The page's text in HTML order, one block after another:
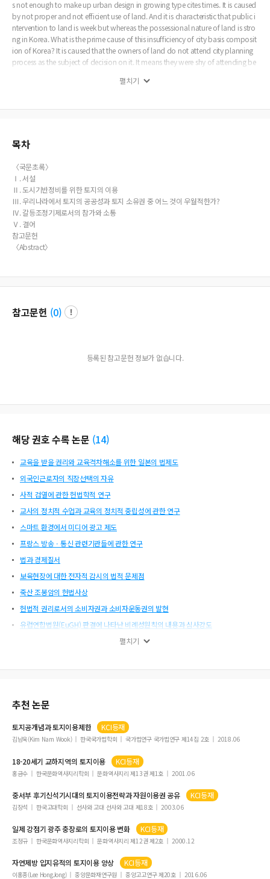
s not enough to make up urban design in growing type cites times. It is caused
by not proper and not efficient use of land. And it is characteristic that public i
ntervention to land is week but whereas the possessional nature of land is stro
ng in Korea. What is the prime cause of this insufficiency of city basis composit
ion of Korea? It is caused that the owners of land do not attend city planning
process as the subject of decision on it. It means they were shy of attending be
by city planning will participate in city planning decision the same as democra
to Korea’s case because Korea have not experience modernization, so the agg
a is achieved one-sidely and compulsively by the power of foreign country. Ca
nd it is superior and priority value to private, So it is recognized that the public
and private are disconnected and divided. Finally use of land for city basis co
mposition in city planning process an aggregation of privates should be publi
c.
펼치기
목차
〈국문초록〉
Ⅰ. 서설
Ⅱ. 도시기반정비를 위한 토지의 이용
Ⅲ. 우리나라에서 토지의 공공성과 토지 소유권 중 어느 것이 우월적한가?
Ⅳ. 갈등조정기제로서의 참가와 소통
Ⅴ. 결어
참고문헌
〈Abstract〉
참고문헌 (0)
등록된 참고문헌 정보가 없습니다.
해당 권호 수록 논문 (14)
교육을 받을 권리와 교육격차해소를 위한 일본의 법제도
외국인근로자의 직장선택의 자유
사적 검열에 관한 헌법학적 연구
교사의 정치적 수업과 교육의 정치적 중립성에 관한 연구
스마트 환경에서 미디어 광고 제도
프랑스 방송ㆍ통신 관련기관들에 관한 연구
법과 경제질서
보육현장에 대한 전자적 감시의 법적 문제점
죽산 조봉암의 헌법사상
헌법적 권리로서의 소비자권과 소비자운동권의 발현
유럽연합법원(EuGH) 판결에 나타난 비례성원칙의 내용과 심사강도
토지의 공공성과 재산권성의 갈등조정기제로서의 참가와 소통
펼치기
추천 논문
토지공개념과토지이용제한 KCI등재
김남욱(Kim Nam Wook) 한국국가법학회 국가법연구 국가법연구 제14집 2호 2018.06
18-20세기 교하지역의토지이용 KCI등재
홍금수 한국문화역사지리학회 문화역사지리 제13권 제1호 2001.06
중서부 후기신석기시대의토지이용전략과 자원이용권 공유 KCI등재
김장석 한국고대학회 선사와 고대 선사와 고대 제18호 2003.06
일제 강점기 광주 충장로의 토지이용변화 KCI등재
조정규 한국문화역사지리학회 문화역사지리 제12권 제2호 2000.12
자연제방 입지유적의 토지이용양상 KCI등재
이홍종(Lee HongJong) 중앙문화재연구원 중앙고고연구 제20호 2016.06